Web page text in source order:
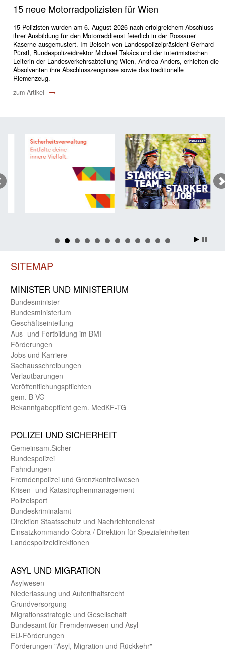
15 neue Motorradpolizisten für Wien
15 Polizisten wurden am 6. August 2026 nach erfolgreichem Abschluss
ihrer Ausbildung für den Motorraddienst feierlich in der Rossauer
Kaserne ausgemustert. Im Beisein von Landespolizeipräsident Gerhard
Pürstl, Bundespolizeidirektor Michael Takács und der interimistischen
Leiterin der Landesverkehrsabteilung Wien, Andrea Anders, erhielten die
Absolventen ihre Abschlusszeugnisse sowie das traditionelle
Riemenzeug.
zum Artikel
SITEMAP
MINISTER UND MINIST­ERIUM
Bundes­minister
Bundes­ministerium
Geschäfts­einteilung
Aus- und Fortbildung im BMI
Förderungen
Jobs und Karriere
Sachaus­schreibungen
Verlautbarungen
Veröffentlichungspflichten
gem. B-VG
Bekanntgabepflicht gem. MedKF-TG
POLIZEI UND SICHER­HEIT
Gemein­sam.Sicher
Bundes­polizei
Fahndungen
Fremdenpolizei und Grenzkontrollwesen
Krisen- und Katastrophen­management
Polizeisport
Bundes­kriminal­amt
Direktion Staats­schutz und Nach­richten­dienst
Einsatz­kommando Cobra / Direktion für Spezialeinheiten
Landes­polizei­direk­tionen
ASYL UND MIGRA­TION
Asyl­wesen
Nieder­lassung und Aufent­halts­recht
Grund­versorgung
Migrations­strategie und Gesell­schaft
Bundes­amt für Fremden­wesen und Asyl
EU-Förde­rungen
Förderungen "Asyl, Migration und Rückkehr"